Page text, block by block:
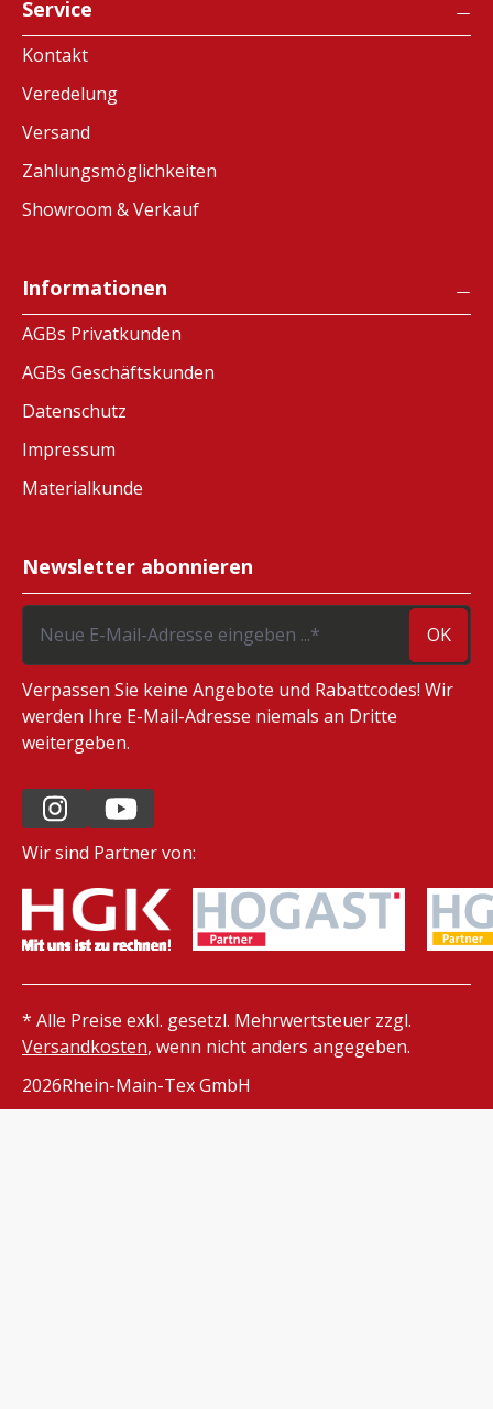
Service
Kontakt
Veredelung
Versand
Zahlungsmöglichkeiten
Showroom & Verkauf
Informationen
AGBs Privatkunden
AGBs Geschäftskunden
Datenschutz
Impressum
Materialkunde
Newsletter abonnieren
OK
Verpassen Sie keine Angebote und Rabattcodes! Wir
werden Ihre E-Mail-Adresse niemals an Dritte
weitergeben.
Wir sind Partner von:
* Alle Preise exkl. gesetzl. Mehrwertsteuer zzgl.
Versandkosten, wenn nicht anders angegeben.
2026Rhein-Main-Tex GmbH